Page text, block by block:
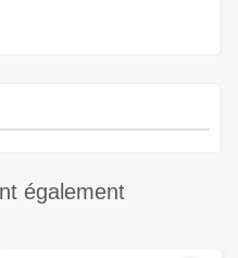
également